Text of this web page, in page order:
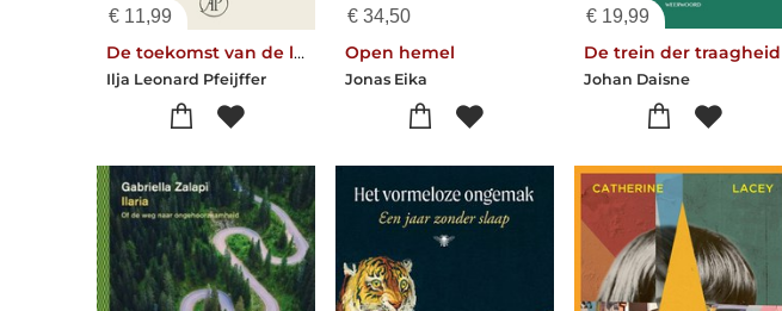
€11,99
De toekomst van de literatuur
Ilja Leonard Pfeijffer
€34,50
Open hemel
Jonas Eika
€19,99
De trein der traagheid
Johan Daisne